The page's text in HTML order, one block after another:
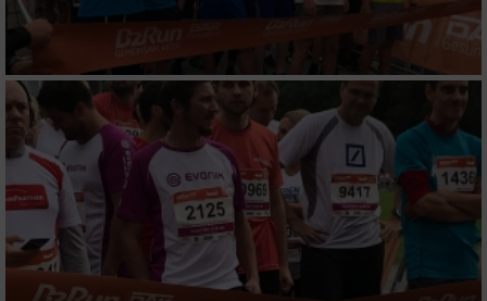
Verwendung genauer Standortdaten
Geräte anhand von aktiv angeforderten
Informationen identifizieren
Nicht-IAB-Verarbeitungszwecke:
Notwendig
Performance